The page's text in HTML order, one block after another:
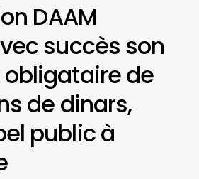
DAAM
succès son
de
de dinars,
public à